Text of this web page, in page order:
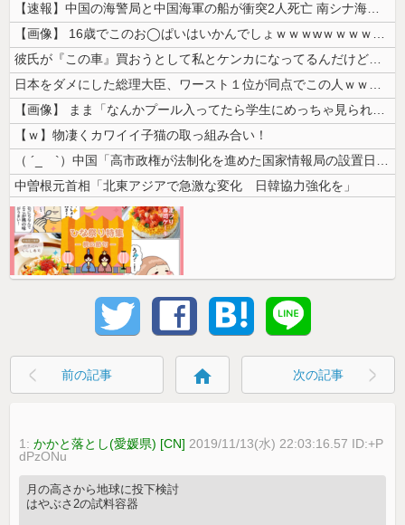
【速報】中国の海警局と中国海軍の船が衝突2人死亡 南シナ海でフィリピン...
【画像】 16歳でこのお◯ぱいはいかんでしょｗｗｗwｗｗｗｗｗｗｗｗ❤
彼氏が『この車』買おうとして私とケンカになってるんだけどｗｗｗｗｗｗ
日本をダメにした総理大臣、ワースト１位が同点でこの人ｗｗｗｗｗｗ
【画像】 まま「なんかプール入ってたら学生にめっちゃ見られたw」
【ｗ】物凄くカワイイ子猫の取っ組み合い！
（ ´_ゝ`）中国「高市政権が法制化を進めた国家情報局の設置日が7月3...
中曽根元首相「北東アジアで急激な変化 日韓協力強化を」
前の記事 home 次の記事
1:かかと落とし(愛媛県) [CN] 2019/11/13(水) 22:03:16.57 ID:+P
dPzONu
月の高さから地球に投下検討
はやぶさ2の試料容器